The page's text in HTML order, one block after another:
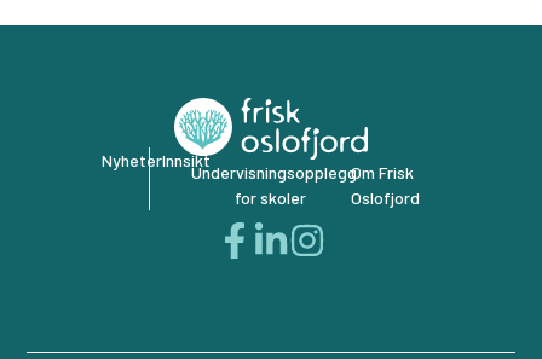
NyheterInnsikt
Undervisningsopplegg
for skoler
Om Frisk
Oslofjord